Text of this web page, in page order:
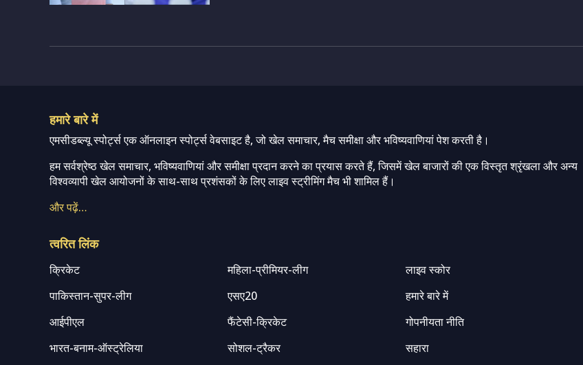
हमारे बारे में
एमसीडब्ल्यू स्पोर्ट्स एक ऑनलाइन स्पोर्ट्स वेबसाइट है, जो खेल समाचार, मैच समीक्षा और भविष्यवाणियां पेश करती है।
हम सर्वश्रेष्ठ खेल समाचार, भविष्यवाणियां और समीक्षा प्रदान करने का प्रयास करते हैं, जिसमें खेल बाजारों की एक विस्तृत श्रृंखला और अन्य
विश्वव्यापी खेल आयोजनों के साथ-साथ प्रशंसकों के लिए लाइव स्ट्रीमिंग मैच भी शामिल हैं।
और पढ़ें…
त्वरित लिंक
क्रिकेट महिला-प्रीमियर-लीग
लाइव स्कोर
पाकिस्तान-सुपर-लीग
एसए20
हमारे बारे में
आईपीएल
फैंटेसी-क्रिकेट
गोपनीयता नीति
भारत-बनाम-ऑस्ट्रेलिया
सोशल-ट्रैकर सहारा